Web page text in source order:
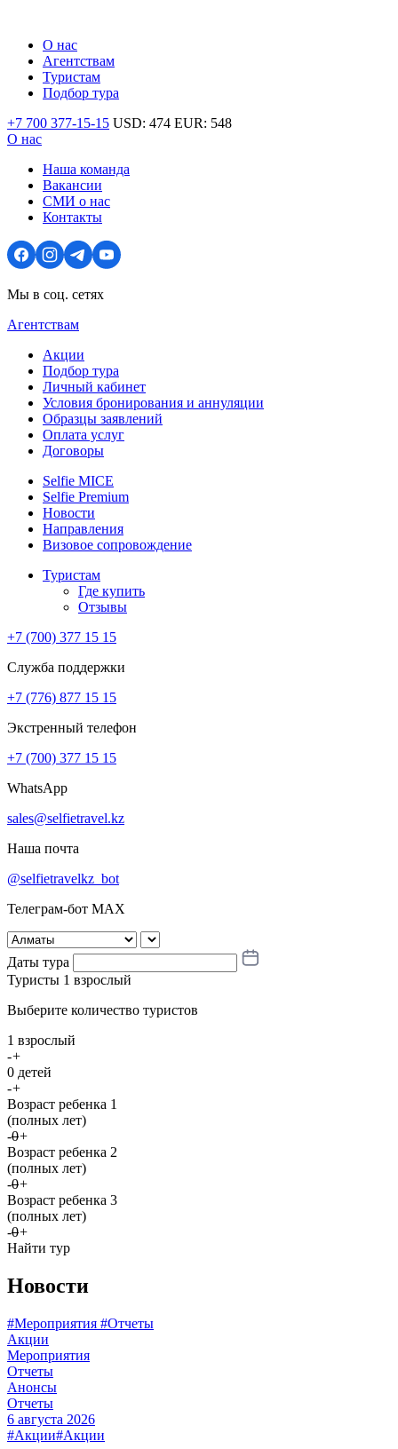
О нас
Агентствам
Туристам
Подбор тура
+7 700 377-15-15 USD: 474 EUR: 548
О нас
Наша команда
Вакансии
СМИ о нас
Контакты
Мы в соц. сетях
Агентствам
Акции
Подбор тура
Личный кабинет
Условия бронирования и аннуляции
Образцы заявлений
Оплата услуг
Договоры
Selfie MICE
Selfie Premium
Новости
Направления
Визовое сопровождение
Туристам
Где купить
Отзывы
+7 (700) 377 15 15
Служба поддержки
+7 (776) 877 15 15
Экстренный телефон
+7 (700) 377 15 15
WhatsApp
sales@selfietravel.kz
Наша почта
@selfietravelkz_bot
Телеграм-бот MAX
Даты тура
Туристы 1 взрослый
Выберите количество туристов
1 взрослый
-+
0 детей
-+
Возраст ребенка 1
(полных лет)
-0+
Возраст ребенка 2
(полных лет)
-0+
Возраст ребенка 3
(полных лет)
-0+
Найти тур
Новости
#Мероприятия #Отчеты
Акции
Мероприятия
Отчеты
Анонсы
Отчеты
6 августа 2026
#Акции#Акции